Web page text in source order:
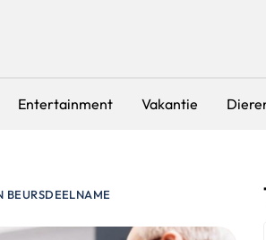
Entertainment Vakantie
BEURSDEELNAME